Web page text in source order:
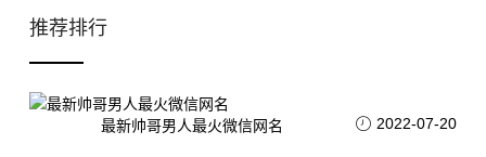
推荐排行
最新帅哥男人最火微信网名 2022-07-20